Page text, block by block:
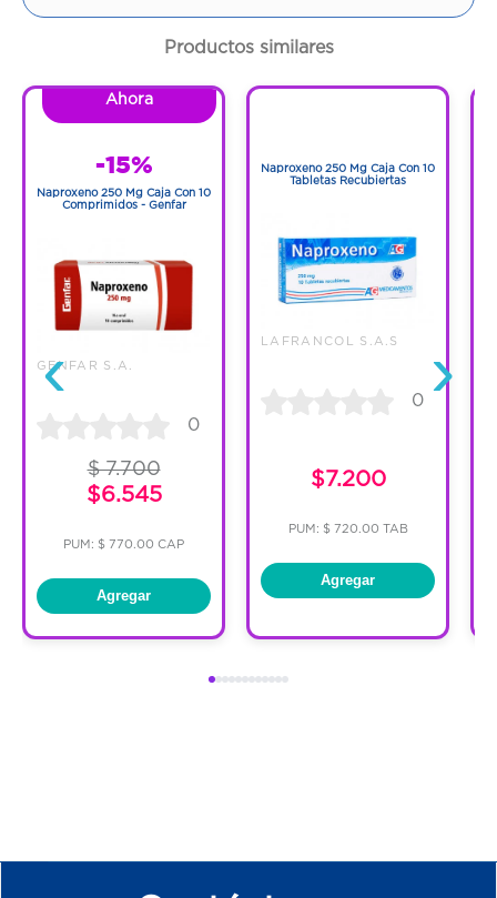
Contenido:1 Und
Cantidad:60 Cápsulas
Productos similares
‹
Ahora
-15%
Naproxeno 250 Mg Caja Con 10
Comprimidos - Genfar
GENFAR S.A.
0
$ 7.700
$6.545
PUM: $ 770.00 CAP
Agregar
Naproxeno 250 Mg Caja Con 10
Tabletas Recubiertas
LAFRANCOL S.A.S
0
$7.200
PUM: $ 720.00 TAB
Agregar
›